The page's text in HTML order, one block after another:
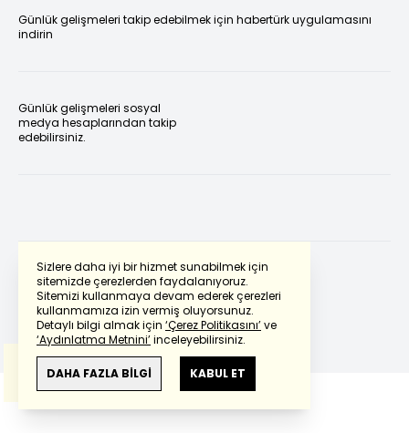
Sizlere daha iyi bir hizmet sunabilmek için
sitemizde çerezlerden faydalanıyoruz.
Sitemizi kullanmaya devam ederek çerezleri
kullanmamıza izin vermiş oluyorsunuz.
Detaylı bilgi almak için ‘Çerez Politikasını’ve
‘Aydınlatma Metnini’inceleyebilirsiniz.
DAHA FAZLA BİLGİ KABUL ET
Günlük gelişmeleri takip edebilmek için habertürk uygulamasını
indirin
Günlük gelişmeleri sosyal
medya hesaplarından takip
edebilirsiniz.
Powered by Translate
Bu çevirideGoogle Transletekullanılmıştır.
Anlam ve çeviri hatalarından
haberturk.com
sorumlu değildir.